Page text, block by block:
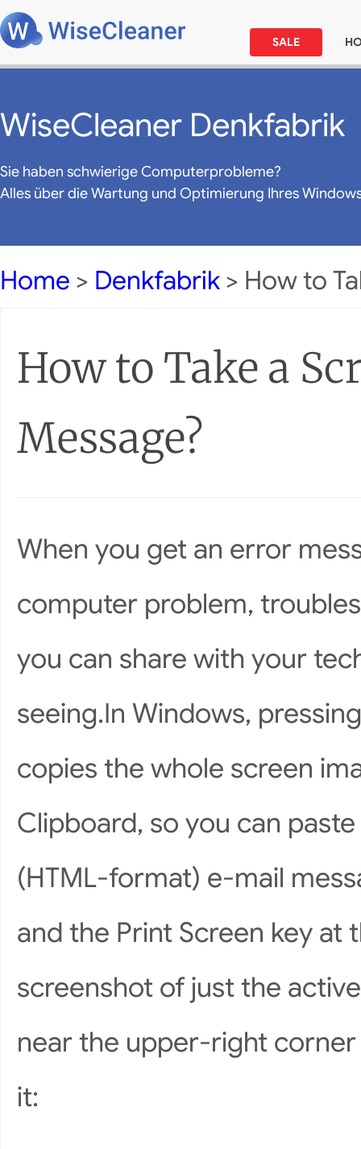
SALE
WiseCleaner Denkfabrik
Sie haben schwierige Computerprobleme?
Alles über die Wartung und Optimierung Ihres
Home > Denkfabrik > How to
How to Take a
Message?
When you get an error
computer problem,
you can share with your
seeing.In Windows,
copies the whole screen
Clipboard, so you can
(HTML-format) e-mail
and the Print Screen key at
screenshot of just the
near the upper-right
it: